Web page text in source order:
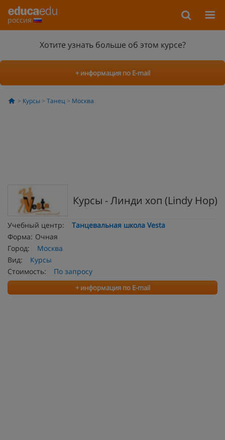
россия
Хотите узнать больше об этом курсе?
+ информация по E-mail
Курсы Танец Москва
Курсы - Линди хоп (Lindy Hop)
Учебный центр:
Танцевальная школа Vesta
Форма: Очная
Город:
Москва
Вид:
Курсы
Стоимость:
По запросу
+ информация по E-mail